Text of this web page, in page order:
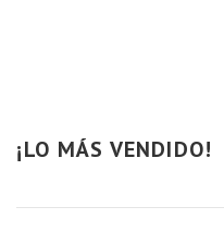
¡LO MÁS VENDIDO!